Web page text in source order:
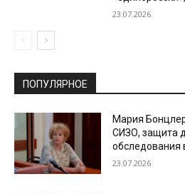
23.07.2026
ПОПУЛЯРНОЕ
Мария
СИЗО, защита
обследования
23.07.2026